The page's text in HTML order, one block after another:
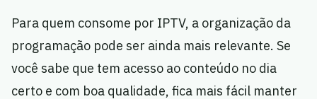
Para quem consome por IPTV, a organização da
programação pode ser ainda mais relevante. Se
você sabe que tem acesso ao conteúdo no dia
certo e com boa qualidade, fica mais fácil manter